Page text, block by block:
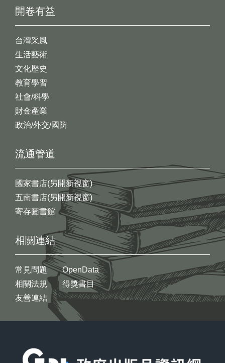
開卷有益
台灣采風
生活藝術
文化歷史
教育學習
社會/科學
財金產業
政治/外交/國防
流通管道
國家書店(另開新視窗)
五南書店(另開新視窗)
寄存圖書館
相關連結
常見問題
相關法規
友善連結
OpenData
得獎書目